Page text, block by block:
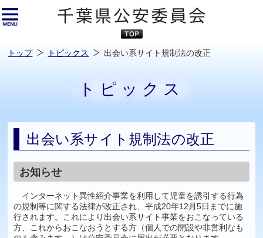
へ
ス
キ
ッ
プ
トップ トピックス 出会い系サイト規制法の改正
トピックス
出会い系サイト規制法の改正
お知らせ
インターネット異性紹介事業を利用して児童を誘引する行為
の規制等に関する法律が改正され、平成20年12月5日までに施
行されます。これにより出会い系サイト事業をおこなっている
方、これからおこなおうとする方（個人での開設や非営利なも